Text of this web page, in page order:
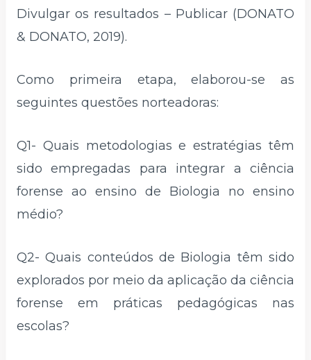
Divulgar os resultados – Publicar (DONATO
& DONATO, 2019).
Como primeira etapa, elaborou-se as
seguintes questões norteadoras:
Q1- Quais metodologias e estratégias têm
sido empregadas para integrar a ciência
forense ao ensino de Biologia no ensino
médio?
Q2- Quais conteúdos de Biologia têm sido
explorados por meio da aplicação da ciência
forense em práticas pedagógicas nas
escolas?